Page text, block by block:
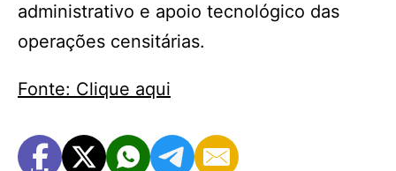
administrativo e apoio tecnológico das
operações censitárias.
Fonte: Clique aqui